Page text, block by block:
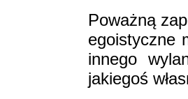
Poważną
egoistyczne
innego
jakiegoś